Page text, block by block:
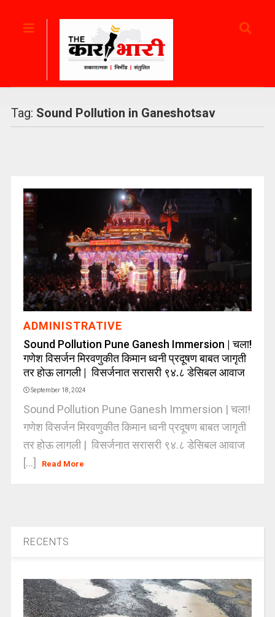
Tag: Sound Pollution in Ganeshotsav
ADMINISTRATIVE
Sound Pollution Pune Ganesh Immersion | चला!
गणेश विसर्जन मिरवणुकीत किमान ध्वनी प्रदूषण बाबत जागृती
तर होऊ लागली | विसर्जनात सरासरी ९४.८ डेसिबल आवाज
September 18, 2024
Sound Pollution Pune Ganesh Immersion | चला!
गणेश विसर्जन मिरवणुकीत किमान ध्वनी प्रदूषण बाबत जागृती
तर होऊ लागली | विसर्जनात सरासरी ९४.८ डेसिबल आवाज
[...]
Read More
RECENTS